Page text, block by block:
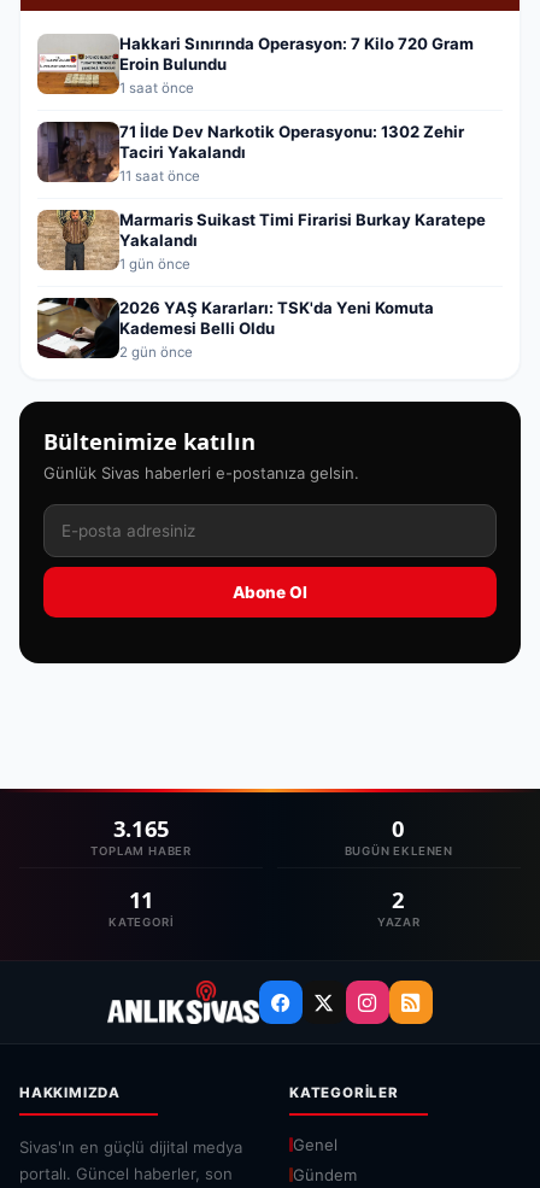
Hakkari Sınırında Operasyon: 7 Kilo 720 Gram
Eroin Bulundu
1 saat önce
71 İlde Dev Narkotik Operasyonu: 1302 Zehir
Taciri Yakalandı
11 saat önce
Marmaris Suikast Timi Firarisi Burkay Karatepe
Yakalandı
1 gün önce
2026 YAŞ Kararları: TSK'da Yeni Komuta
Kademesi Belli Oldu
2 gün önce
Bültenimize katılın
Günlük Sivas haberleri e-postanıza gelsin.
Abone Ol
3.165
TOPLAM HABER
0
BUGÜN EKLENEN
11
KATEGORI
2
YAZAR
HAKKIMIZDA
Sivas'ın en güçlü dijital medya
portalı. Güncel haberler, son
KATEGORILER
Genel
Gündem